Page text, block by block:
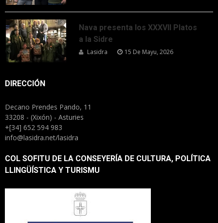
Nava presenta los XXXVII Platos
a la Sidre
Lasidra 15 De Mayu, 2026
DIRECCIÓN
Decano Prendes Pando, 11
33208 - (Xixón) - Asturies
+[34] 652 594 983
info@lasidra.net/lasidra
COL SOFITU DE LA CONSEYERÍA DE CULTURA, POLÍTICA
LLINGÜÍSTICA Y TURISMU